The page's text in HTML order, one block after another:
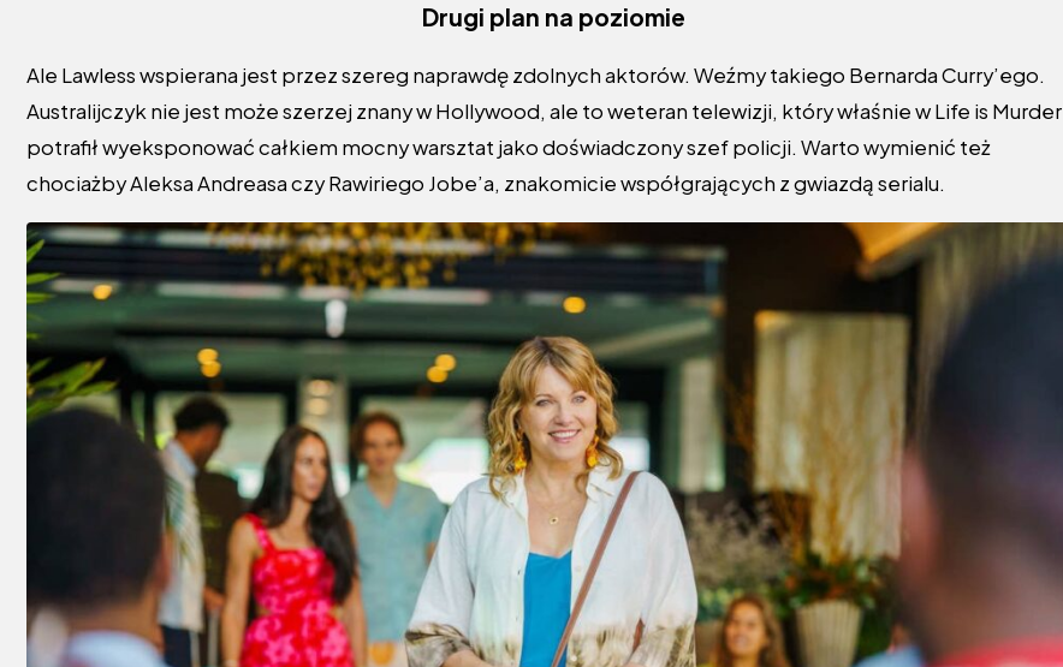
Drugi plan na poziomie
Ale Lawless wspierana jest przez szereg naprawdę zdolnych aktorów. Weźmy takiego Bernarda Curry’ego.
Australijczyk nie jest może szerzej znany w Hollywood, ale to weteran telewizji, który właśnie w Life is Murder
potrafił wyeksponować całkiem mocny warsztat jako doświadczony szef policji. Warto wymienić też
chociażby Aleksa Andreasa czy Rawiriego Jobe’a, znakomicie współgrających z gwiazdą serialu.